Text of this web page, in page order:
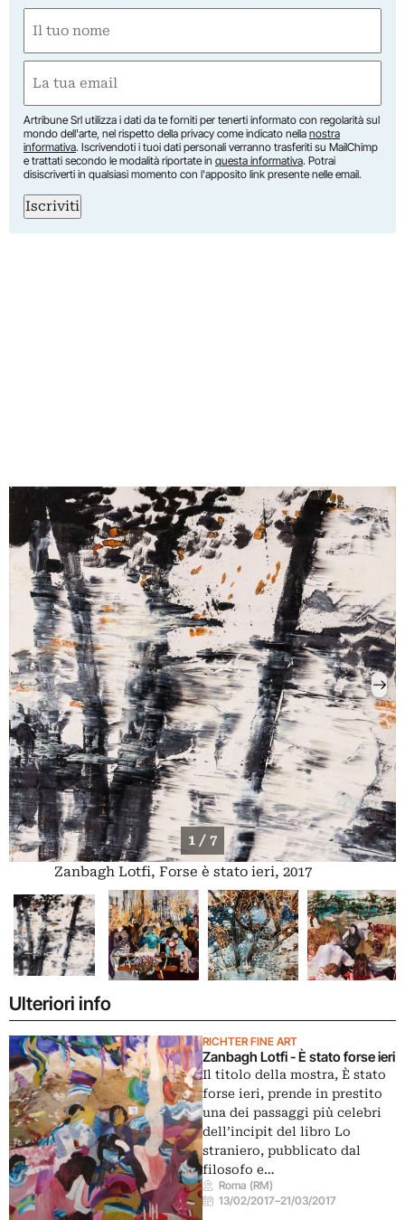
(Required)
First
(Required)
Artribune Srl utilizza i dati da te forniti per tenerti informato con regolarità sul
mondo dell'arte, nel rispetto della privacy come indicato nella nostra
informativa. Iscrivendoti i tuoi dati personali verranno trasferiti su MailChimp
e trattati secondo le modalità riportate in questa informativa. Potrai
disiscriverti in qualsiasi momento con l'apposito link presente nelle email.
Iscriviti
1 / 7
Zanbagh Lotfi, Forse è stato ieri, 2017
Ulteriori info
RICHTER FINE ART
Zanbagh Lotfi - È stato forse ieri
Il titolo della mostra, È stato
forse ieri, prende in prestito
una dei passaggi più celebri
dell’incipit del libro Lo
straniero, pubblicato dal
filosofo e…
Roma (RM)
13/02/2017–21/03/2017